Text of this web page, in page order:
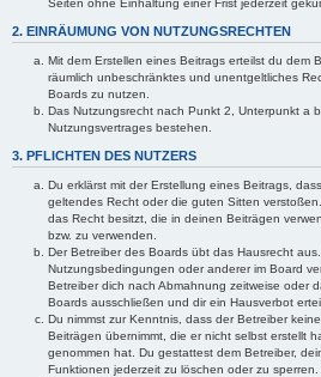
Seiten ohne Einhaltung einer Frist jederzeit
2. EINRÄUMUNG VON NUTZUNGSRECHTEN
Mit dem Erstellen eines Beitrags erteilst du dem
räumlich unbeschränktes und unentgeltliches
Boards zu nutzen.
Das Nutzungsrecht nach Punkt 2, Unterpunkt a
Nutzungsvertrages bestehen.
3. PFLICHTEN DES NUTZERS
Du erklärst mit der Erstellung eines Beitrags,
geltendes Recht oder die guten Sitten
das Recht besitzt, die in deinen Beiträgen
bzw. zu verwenden.
Der Betreiber des Boards übt das Hausrecht
Nutzungsbedingungen oder anderer im Board
Betreiber dich nach Abmahnung zeitweise oder
Boards ausschließen und dir ein Hausverbot
Du nimmst zur Kenntnis, dass der Betreiber
Beiträgen übernimmt, die er nicht selbst erstellt
genommen hat. Du gestattest dem Betreiber,
Funktionen jederzeit zu löschen oder zu sperren.